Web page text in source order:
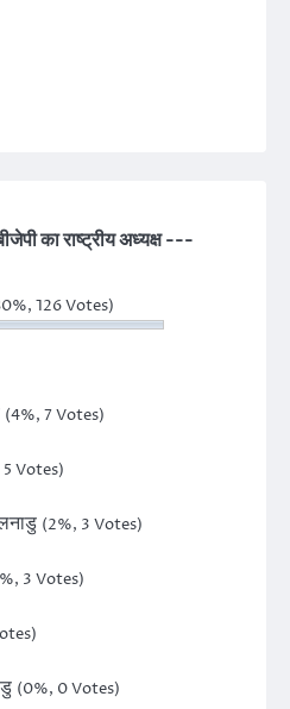
का राष्ट्रीय अध्यक्ष ---
126 Votes)
(4%, 7 Votes)
Votes)
(2%, 3 Votes)
3 Votes)
(0%, 0 Votes)